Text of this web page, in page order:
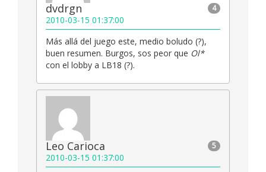
4
dvdrgn
2010-03-15 01:37:00
Más allá del juego este, medio boludo (?),
buen resumen. Burgos, sos peor que Ol*
con el lobby a LB18 (?).
5
Leo Carioca
2010-03-15 01:37:00